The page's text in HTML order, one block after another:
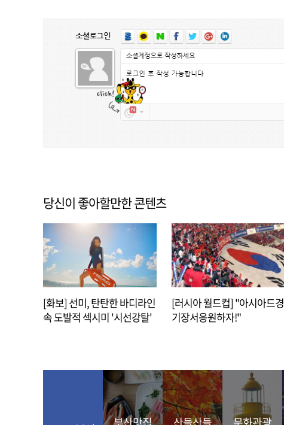
당신이 좋아할만한 콘텐츠
[화보] 선미, 탄탄한 바디라인
속 도발적 섹시미 '시선강탈'
[러시아 월드컵] "아시아드경
기장서응원하자!"